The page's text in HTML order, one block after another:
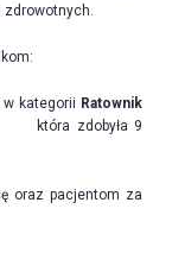
kategorii Ratownik
która zdobyła 9
oraz pacjentom za